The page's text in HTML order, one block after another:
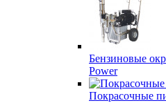
Бензиновые
Power
Покрасочные